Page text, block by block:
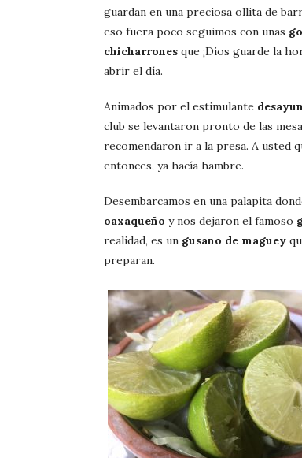
guardan en una preciosa ollita de
eso fuera poco seguimos con unas
chicharrones que ¡Dios guarde la
abrir el día.
Animados por el estimulante
club se levantaron pronto de las
recomendaron ir a la presa. A usted
entonces, ya hacía hambre.
Desembarcamos en una palapita
oaxaqueño y nos dejaron el famoso
realidad, es un gusano de maguey
preparan.